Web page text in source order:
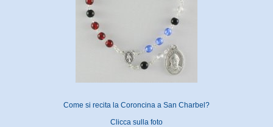
Come si recita la Coroncina a San Charbel?
Clicca sulla foto